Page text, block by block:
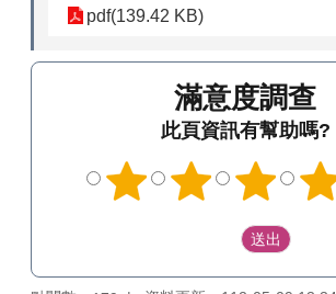
pdf(139.42 KB)
滿意度調查
此頁資訊有幫助嗎?